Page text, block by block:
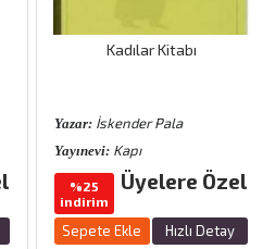
Kadılar Kitabı
Yazar:İskender Pala
Yayınevi:Kapı
%25
indirim
Üyelere Özel
Sepete Ekle Hızlı Detay